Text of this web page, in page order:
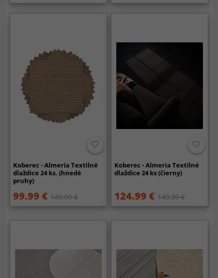
Koberec - Almeria Textilné
dlaždice 24 ks. (hnedé
pruhy)
99.99 € 149.99 €
Koberec - Almeria Textilné
dlaždice 24 ks (čierny)
124.99 € 149.99 €